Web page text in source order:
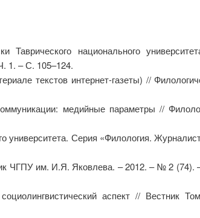
национального
1. – С. 105–124.
текстов интернет-газеты) //
медийные параметры //
университета. Серия «Филология.
ЧГПУ им. И.Я. Яковлева. – 2012. – № 2 (74).
аспект // Вестник